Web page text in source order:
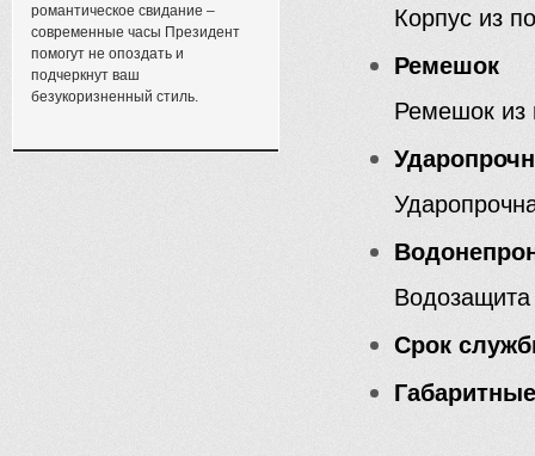
Корпус из
Ремешок
Ремешок из
Срок
романтическое свидание –
современные часы Президент
помогут не опоздать и
подчеркнут ваш
безукоризненный стиль.